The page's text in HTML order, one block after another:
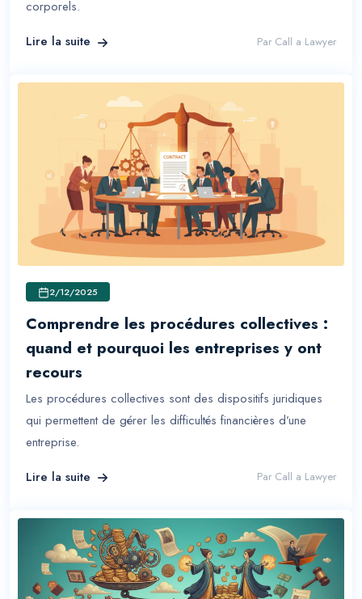
corporels.
Lire la suite
Par Call a Lawyer
2/12/2025
Comprendre les procédures collectives :
quand et pourquoi les entreprises y ont
recours
Les procédures collectives sont des dispositifs juridiques
qui permettent de gérer les difficultés financières d’une
entreprise.
Lire la suite
Par Call a Lawyer